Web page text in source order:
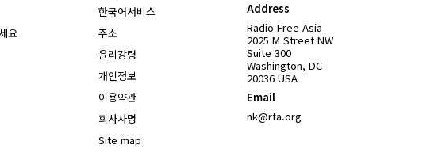
요
한국어서비스
주소
윤리강령
개인정보
이용약관
회사사명
Site map
Address
Radio Free Asia
2025 M Street NW
Suite 300
Washington, DC
20036 USA
Email
nk@rfa.org